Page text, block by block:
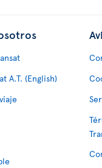
A.T. (English)